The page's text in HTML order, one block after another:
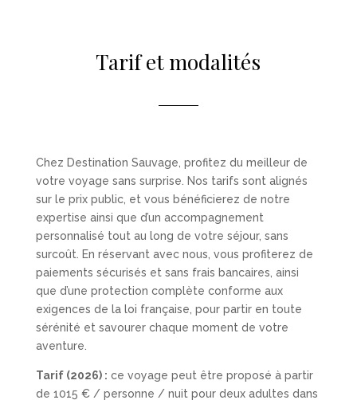
Tarif et modalités
Chez Destination Sauvage, profitez du meilleur de
votre voyage sans surprise. Nos tarifs sont alignés
sur le prix public, et vous bénéficierez de notre
expertise ainsi que d’un accompagnement
personnalisé tout au long de votre séjour, sans
surcoût. En réservant avec nous, vous profiterez de
paiements sécurisés et sans frais bancaires, ainsi
que d’une protection complète conforme aux
exigences de la loi française, pour partir en toute
sérénité et savourer chaque moment de votre
aventure.
Tarif (2026) : ce voyage peut être proposé à partir
de 1015 € / personne / nuit pour deux adultes dans